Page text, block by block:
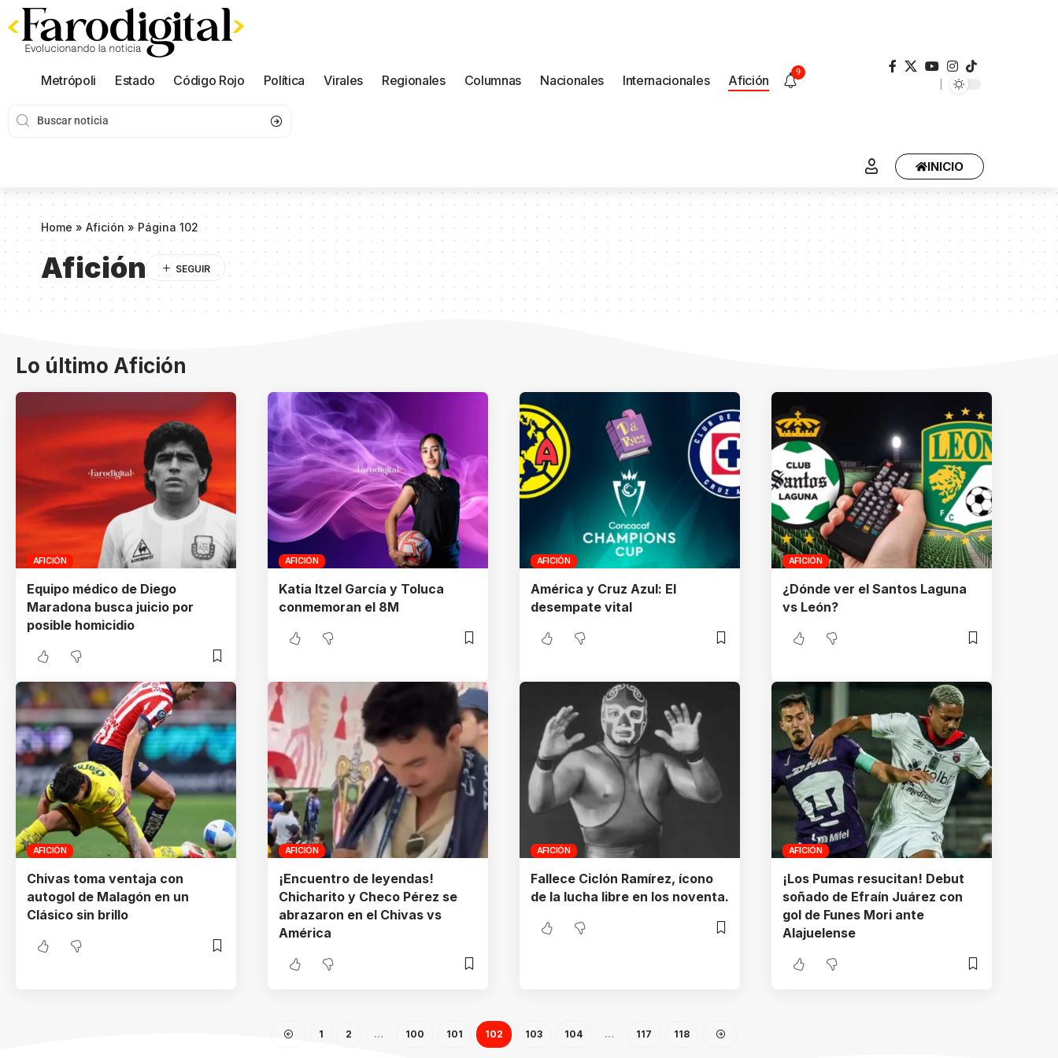
Metrópoli Estado Código Rojo Política Virales Regionales Columnas Nacionales Internacionales Afición
9
INICIO
Home » Afición »Página 102
Afición
Lo último Afición
AFICIÓN
Equipo médico de Diego
Maradona busca juicio por
posible homicidio
AFICIÓN
Katia Itzel García y Toluca
conmemoran el 8M
AFICIÓN
América y Cruz Azul: El
desempate vital
AFICIÓN
¿Dónde ver el Santos Laguna
vs León?
AFICIÓN
Chivas toma ventaja con
autogol de Malagón en un
Clásico sin brillo
AFICIÓN
¡Encuentro de leyendas!
Chicharito y Checo Pérez se
abrazaron en el Chivas vs
América
AFICIÓN
Fallece Ciclón Ramírez, ícono
de la lucha libre en los noventa.
AFICIÓN
¡Los Pumas resucitan! Debut
soñado de Efraín Juárez con
gol de Funes Mori ante
Alajuelense
1 2 … 100 101 102 103 104 … 117 118